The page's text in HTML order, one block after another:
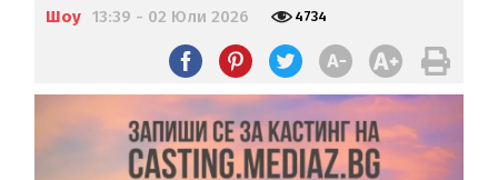
Шоу 13:39 - 02 Юли 2026 4734